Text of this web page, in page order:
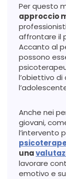
Per questo
approccio
affrontare il
Accanto al
possono
l’obiettivo
Anche nei
giovani,
l’intervento
una
lavorare
emotivo e